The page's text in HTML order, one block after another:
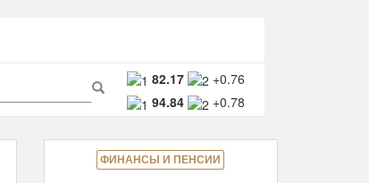
82.17
+0.76
94.84
+0.78
Поиск
ФИНАНСЫ И ПЕНСИИ